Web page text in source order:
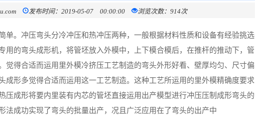
发布时间：2019-05-07 00:00:00 浏览次数：914次
单。冲压弯头分冷冲压和热冲压两种，一般根据材料性质和设备有经验挑选
用的弯头成形机，将管坯放入外模中，上下模合模后，在推杆的推动下，管
觉得合适而运用里外模冷挤压工艺制造的弯头外形好看、壁厚均匀、尺寸偏
成形多觉得合适而运用这一工艺制造。这种工艺所运用的里外模精确度要求
压成形将要内里装有内芯的管坯直接运用出产模型进行冲压压制成形弯头的
法成功实现了弯头的批量出产，况且广泛应用在了弯头的出产中